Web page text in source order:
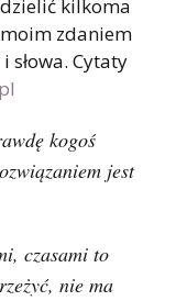
kilkoma
zdaniem
Cytaty
kogoś
jest
czasami to
nie ma